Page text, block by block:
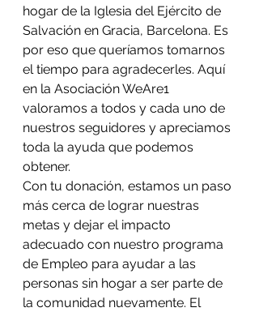
hogar de la Iglesia del Ejército de
Salvación en Gracia, Barcelona. Es
por eso que queríamos tomarnos
el tiempo para agradecerles. Aquí
en la Asociación WeAre1
valoramos a todos y cada uno de
nuestros seguidores y apreciamos
toda la ayuda que podemos
obtener.
Con tu donación, estamos un paso
más cerca de lograr nuestras
metas y dejar el impacto
adecuado con nuestro programa
de Empleo para ayudar a las
personas sin hogar a ser parte de
la comunidad nuevamente. El